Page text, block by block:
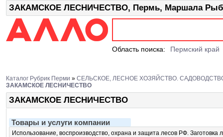
ЗАКАМСКОЕ ЛЕСНИЧЕСТВО, Пермь, Маршала
Область поиска: Пермский край
Каталог Рубрик Перми » СЕЛЬСКОЕ, ЛЕСНОЕ ХОЗЯЙСТВО.
ЗАКАМСКОЕ ЛЕСНИЧЕСТВО
ЗАКАМСКОЕ ЛЕСНИЧЕСТВО
Товары и услуги компании
Использование, воспроизводство, охрана и защита лесов РФ. Заготовка